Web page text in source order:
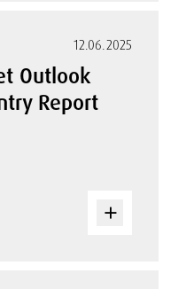
12.06.2025
Outlook
Report